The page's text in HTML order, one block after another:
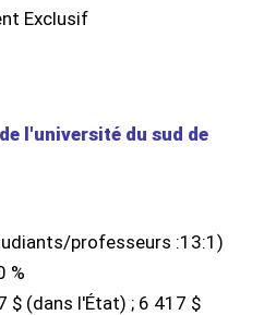
l'université du sud de
professeurs :13:1)
%
$ (dans l'État) ; 6 417 $